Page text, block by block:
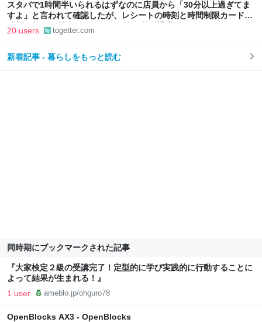
スタバで1時間半いられるはずなのに店員から「30分以上過ぎてま
すよ」と言われて確認したが、レシートの時刻と時間制限カードの
時刻の差が13秒しかない→その後13秒で退店することに
20 users togetter.com
新着記事 - 暮らしをもっと読む
同時期にブックマークされた記事
『大家検定２級の受講完了！定型的に学び実践的に行動することに
よって結果が生まれる！』
1 user ameblo.jp/ohguro78
OpenBlocks AX3 - OpenBlocks